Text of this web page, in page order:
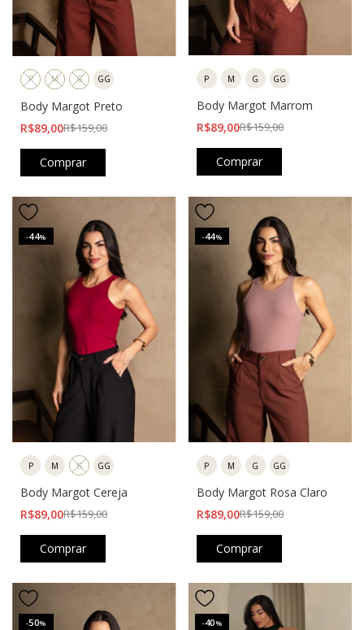
P M G GG
Body Margot Preto
R$89,00R$159,00
Comprar
P M G GG
Body Margot Marrom
R$89,00R$159,00
Comprar
-44%
P M G GG
Body Margot Cereja
R$89,00R$159,00
Comprar
-44%
P M G GG
Body Margot Rosa Claro
R$89,00R$159,00
Comprar
-50% -40%